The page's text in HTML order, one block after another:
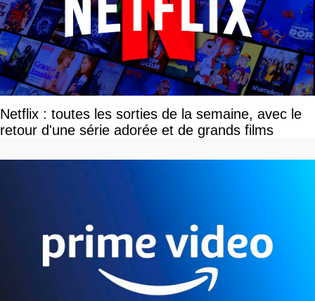
Netflix : toutes les sorties de la semaine, avec le
retour d'une série adorée et de grands films